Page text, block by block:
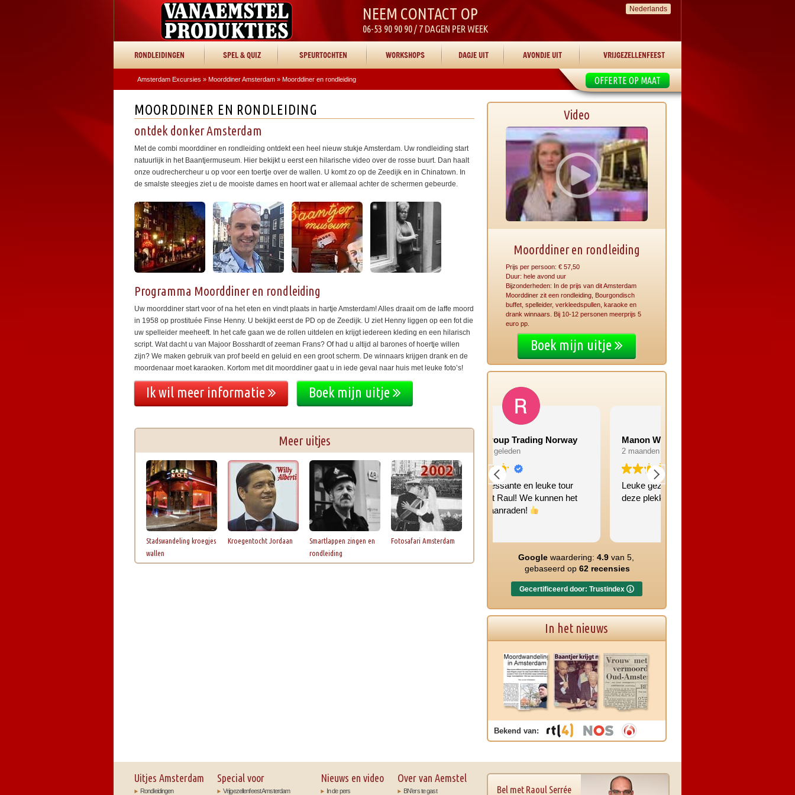
NEEM CONTACT OP
06-53 90 90 90 / 7 DAGEN PER WEEK
Nederlands
RONDLEIDINGEN SPEL & QUIZ SPEURTOCHTEN WORKSHOPS DAGJE UIT AVONDJE UIT VRIJGEZELLENFEEST
OFFERTE OP MAAT
Amsterdam Excursies » Moorddiner Amsterdam » Moorddiner en rondleiding
MOORDDINER EN RONDLEIDING
ontdek donker Amsterdam
Met de combi moorddiner en rondleiding ontdekt een heel nieuw stukje Amsterdam. Uw rondleiding start
natuurlijk in het Baantjermuseum. Hier bekijkt u eerst een hilarische video over de rosse buurt. Dan haalt
onze oudrechercheur u op voor een toertje over de wallen. U komt zo op de Zeedijk en in Chinatown. In
de smalste steegjes ziet u de mooiste dames en hoort wat er allemaal achter de schermen gebeurde.
Programma Moorddiner en rondleiding
Uw moorddiner start voor of na het eten en vindt plaats in hartje Amsterdam! Alles draait om de laffe moord
in 1958 op prostituée Finse Henny. U bekijkt eerst de PD op de Zeedijk. U ziet Henny liggen op een fot die
uw spelleider meeheeft. In het cafe gaan we de rollen uitdelen en krijgt iedereen kleding en een hilarisch
script. Wat dacht u van Majoor Bosshardt of zeeman Frans? Of had u altijd al barones of hoertje willen
zijn? We maken gebruik van prof beeld en geluid en een groot scherm. De winnaars krijgen drank en de
moordenaar moet karaoken. Kortom met dit moorddiner gaat u in iede geval naar huis met leuke foto’s!
Ik wil meer informatie Boek mijn uitje
Meer uitjes
Stadswandeling kroegjes
wallen
Kroegentocht Jordaan
Smartlappen zingen en
rondleiding
Fotosafari Amsterdam
Video
Moorddiner en rondleiding
Prijs per persoon: € 57,50
Duur: hele avond uur
Bijzonderheden: In de prijs van dit Amsterdam
Moorddiner zit een rondleiding, Bourgondisch
buffet, spelleider, verkleedspullen, karaoke en
drank winnaars. Bij 10-12 personen meerprijs 5
euro pp.
Boek mijn uitje
2 maanden geleden
Hele interessante en leuke tour
gehad met Raul! We kunnen het
iedereen aanraden!
Manon W
2 maanden geleden
Leuke gezellig tour. Nog nooit op
deze plekken geweest!
Googlewaardering: 4.9van 5,
gebaseerd op 62 recensies
Gecertificeerd door: Trustindex
In het nieuws
Bekend van:
Uitjes Amsterdam
Rondleidingen
Special voor
Vrijgezellenfeest Amsterdam
Nieuws en video
In de pers
Over van Aemstel
BN’ers te gast Bel met Raoul Serrée